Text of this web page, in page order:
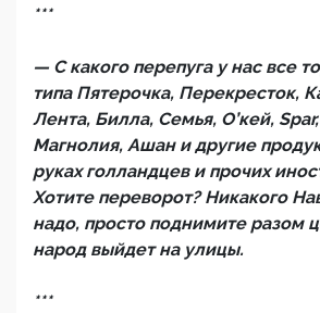
***
— С какого перепуга у нас все
типа Пятерочка, Перекресток,
Лента, Билла, Семья, О’кей,
Магнолия, Ашан и другие
руках голландцев и прочих
Хотите переворот? Никакого
надо, просто поднимите разом
народ выйдет на улицы.
***